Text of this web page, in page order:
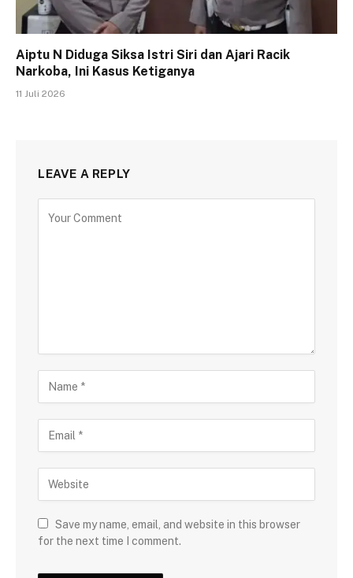
Aiptu N Diduga Siksa Istri Siri dan Ajari Racik
Narkoba, Ini Kasus Ketiganya
11 Juli 2026
LEAVE A REPLY
Save my name, email, and website in this browser
for the next time I comment.